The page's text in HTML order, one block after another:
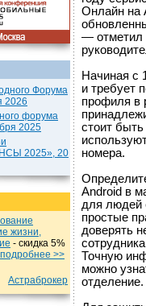
Форума
2026
форума
2025
2025», 20
жизни,
- cкидка 5%
подробнеe >>
Астраброкер
Онлайн на
— отметил
Начиная с
и требует
профиля в
стоит
номера.
Android в
для людей
простые
доверять
Точную
можно
отделение.